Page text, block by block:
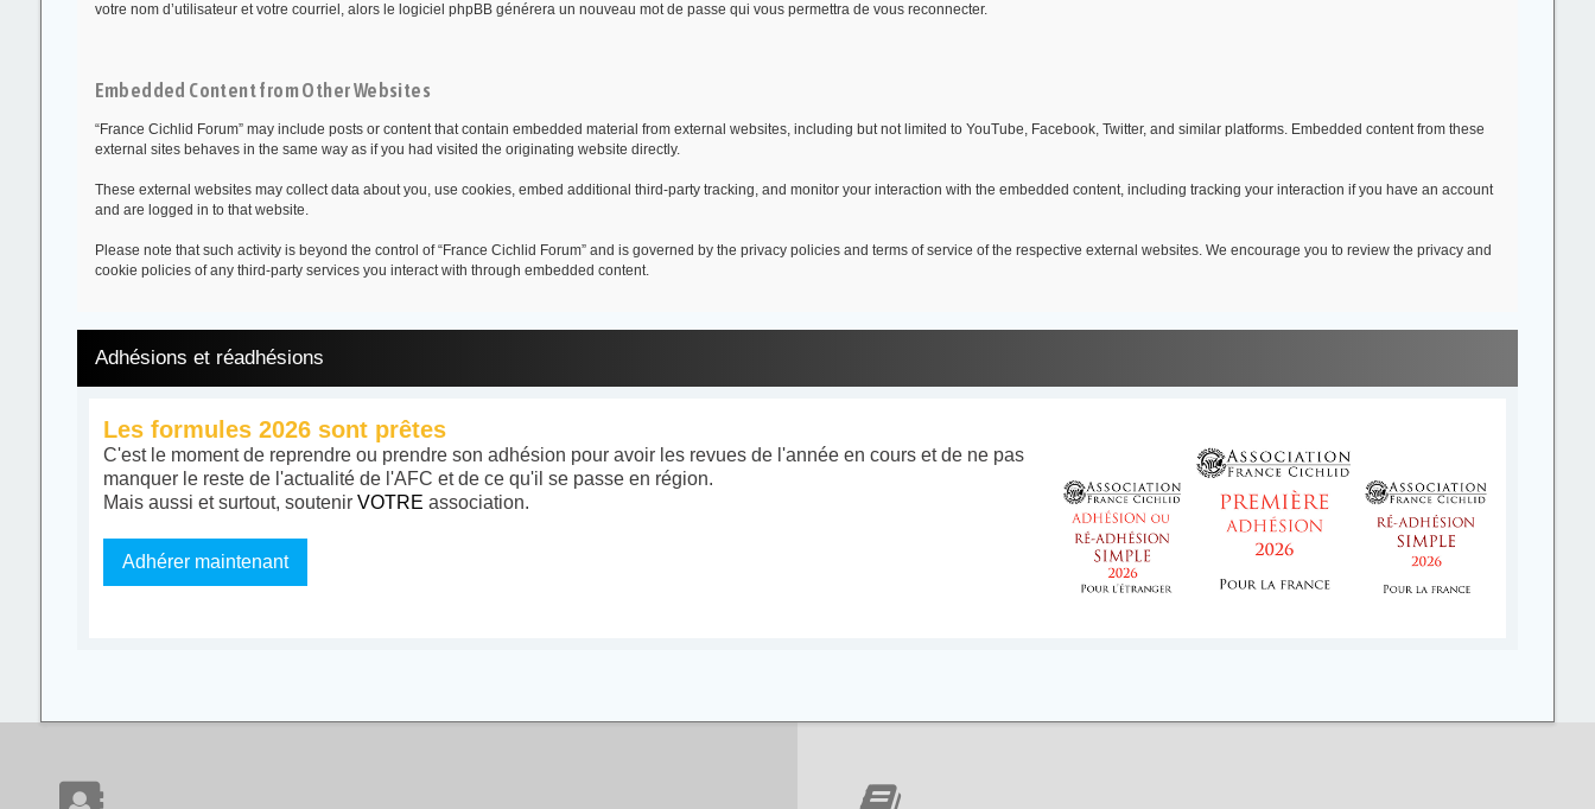
votre nom d’utilisateur et votre courriel, alors le logiciel phpBB générera un nouveau mot de passe qui vous permettra de vous reconnecter.
Embedded Content from Other Websites
“France Cichlid Forum” may include posts or content that contain embedded material from external websites, including but not limited to YouTube, Facebook, Twitter, and similar platforms. Embedded content from these
external sites behaves in the same way as if you had visited the originating website directly.
These external websites may collect data about you, use cookies, embed additional third-party tracking, and monitor your interaction with the embedded content, including tracking your interaction if you have an account
and are logged in to that website.
Please note that such activity is beyond the control of “France Cichlid Forum” and is governed by the privacy policies and terms of service of the respective external websites. We encourage you to review the privacy and
cookie policies of any third-party services you interact with through embedded content.
Adhésions et réadhésions
Les formules 2026 sont prêtes
C'est le moment de reprendre ou prendre son adhésion pour avoir les revues de l'année en cours et de ne pas
manquer le reste de l'actualité de l'AFC et de ce qu'il se passe en région.
Mais aussi et surtout, soutenir VOTRE association.
Adhérer maintenant